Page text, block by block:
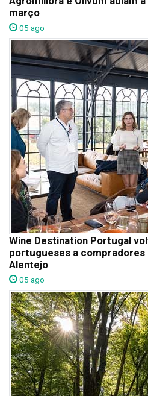
março
05 ago
Wine Destination Portugal
portugueses a compradores
Alentejo
05 ago